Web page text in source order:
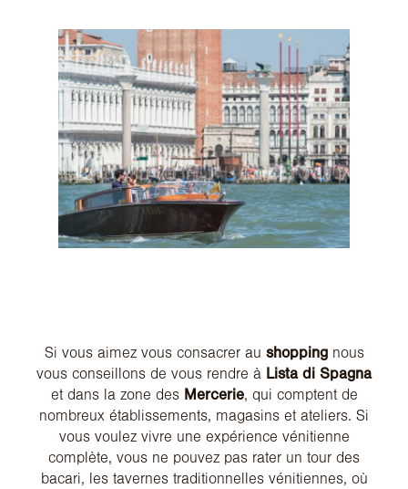
Si vous aimez vous consacrer au shoppingnous
vous conseillons de vous rendre à Lista di Spagna
et dans la zone des Mercerie, qui comptent de
nombreux établissements, magasins et ateliers. Si
vous voulez vivre une expérience vénitienne
complète, vous ne pouvez pas rater un tour des
bacari, les tavernes traditionnelles vénitiennes, où